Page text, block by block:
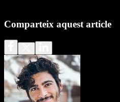
Comparteix aquest article